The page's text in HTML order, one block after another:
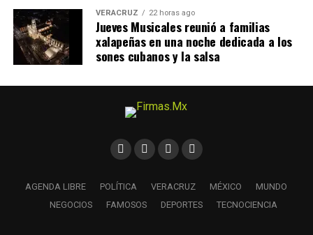
VERACRUZ 22 horas ago
Jueves Musicales reunió a familias
xalapeñas en una noche dedicada a los
sones cubanos y la salsa
AGENDA LIBRE POLÍTICA VERACRUZ MÉXICO
MUNDO
NEGOCIOS
FAMOSOS DEPORTES TECNOCIENCIA